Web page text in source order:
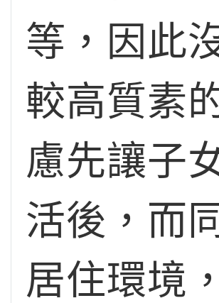
等，因此
較高質素
慮先讓子
活後，而
居住環境